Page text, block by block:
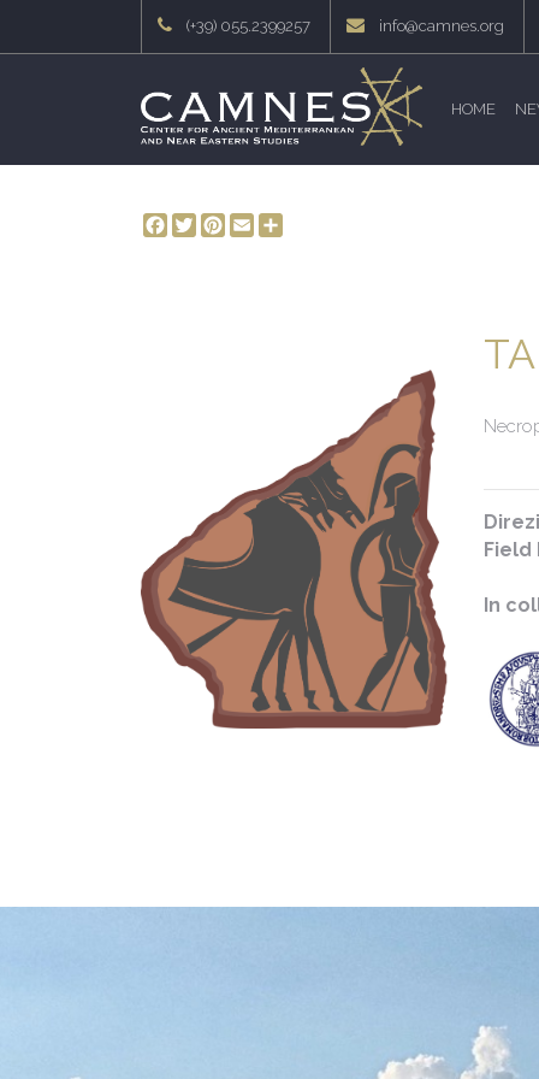
(+39) 055.2399257 info@camnes.org
HOME
Facebook
TwitterPinterest
Email
Field
In